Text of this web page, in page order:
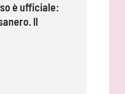
è ufficiale:
Il